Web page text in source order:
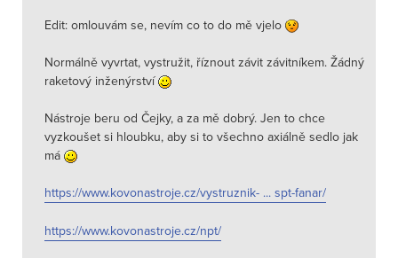
Edit: omlouvám se, nevím co to do mě vjelo
Normálně vyvrtat, vystružit, říznout závit závitníkem. Žádný
raketový inženýrství
Nástroje beru od Čejky, a za mě dobrý. Jen to chce
vyzkoušet si hloubku, aby si to všechno axiálně sedlo jak
má
https://www.kovonastroje.cz/vystruznik- ... spt-fanar/
https://www.kovonastroje.cz/npt/